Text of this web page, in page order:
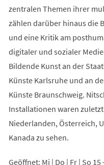
zentralen Themen ihrer
zählen darüber hinaus die
und eine Kritik am
digitaler und sozialer
Bildende Kunst an der
Künste Karlsruhe und an
Künste Braunschweig.
Installationen waren
Niederlanden, Österreich,
Kanada zu sehen.
Geöffnet: Mi | Do | Fr | So 15